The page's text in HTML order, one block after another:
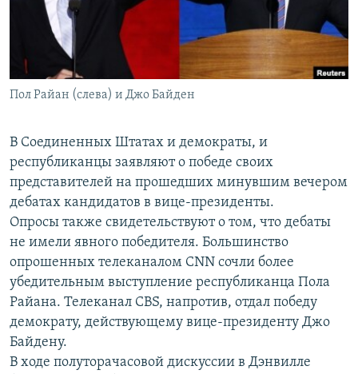
Հայերեն
English
Русский
Пол Райан (слева) и Джо Байден
В Соединенных Штатах и демократы, и
республиканцы заявляют о победе своих
представителей на прошедших минувшим вечером
дебатах кандидатов в вице-президенты.
Опросы также свидетельствуют о том, что дебаты
не имели явного победителя. Большинство
опрошенных телеканалом CNN сочли более
убедительным выступление республиканца Пола
Райана. Телеканал CBS, напротив, отдал победу
демократу, действующему вице-президенту Джо
Байдену.
В ходе полуторачасовой дискуссии в Дэнвилле